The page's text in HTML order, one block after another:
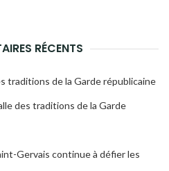
RÉCENTS
traditions de la Garde républicaine
des traditions de la Garde
Gervais continue à défier les